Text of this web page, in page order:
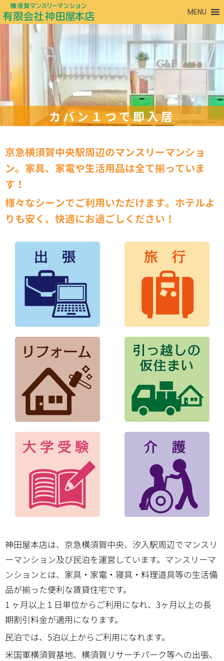
MENU
京急横須賀中央駅周辺のマンスリーマンショ
ン。 家具、家電や生活用品は全て揃っていま
す！
様々なシーンでご利用いただけます。 ホテルよ
りも安く、快適にお過ごしください！
神田屋本店は、京急横須賀中央、汐入駅周辺でマンスリ
ーマンション及び民泊を運営しています。マンスリーマ
ンションとは、家具・家電・寝具・料理道具等の生活備
品が揃った便利な賃貸住宅です。
1 ヶ月以上１日単位からご利用になれ、3ヶ月以上の長
期割引料金が適用になります。
民泊では、5泊以上からご利用になれます。
米国軍横須賀基地、横須賀リサーチパーク等への出張、